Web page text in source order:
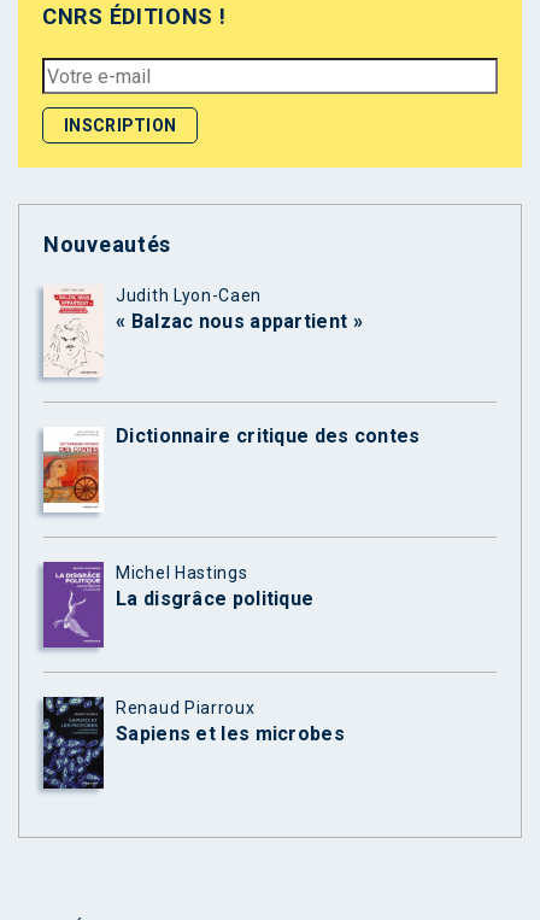
CNRS ÉDITIONS !
Nouveautés
Judith Lyon-Caen
« Balzac nous appartient »
Dictionnaire critique des contes
Michel Hastings
La disgrâce politique
Renaud Piarroux
Sapiens et les microbes